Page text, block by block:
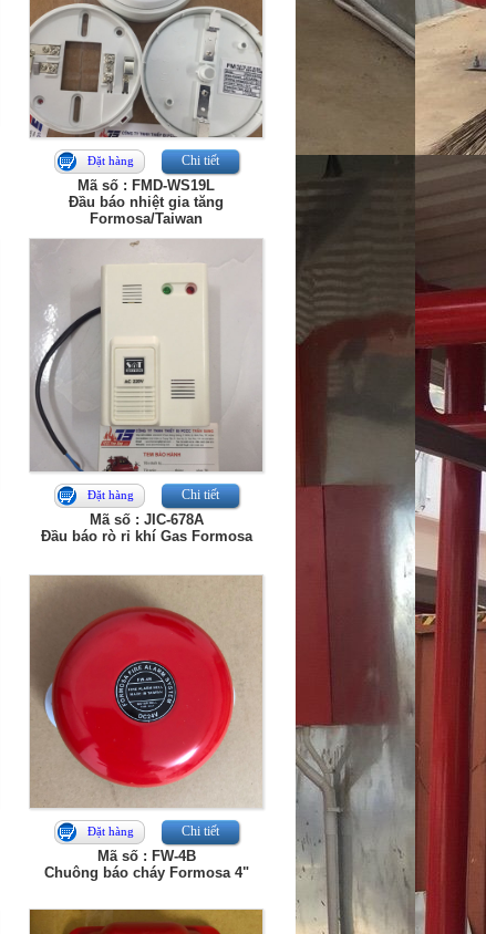
Đặt hàng Chi tiết
Mã số : FMD-WS19L
Đầu báo nhiệt gia tăng
Formosa/Taiwan
Đặt hàng Chi tiết
Mã số : JIC-678A
Đầu báo rò rỉ khí Gas Formosa
Đặt hàng Chi tiết
Mã số : FW-4B
Chuông báo cháy Formosa 4"